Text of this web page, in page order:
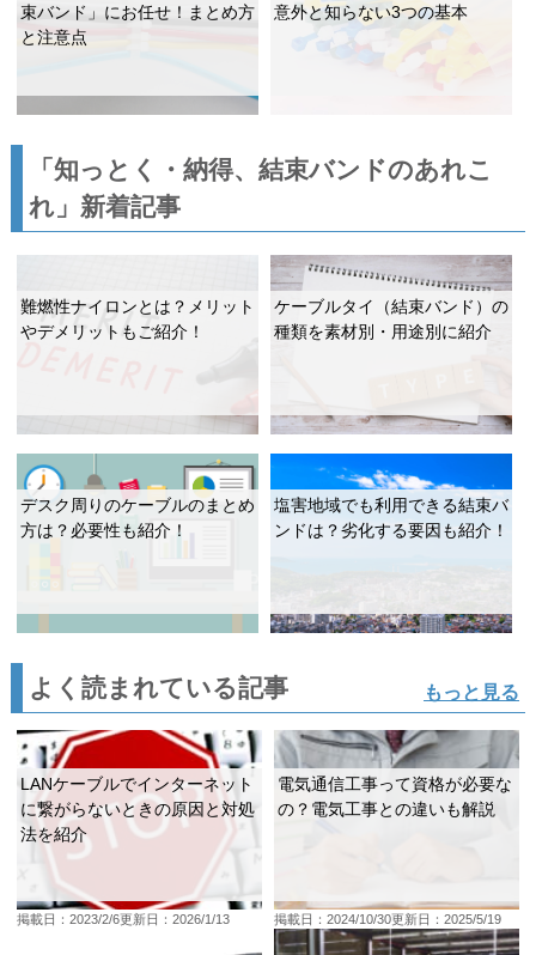
束バンド」にお任せ！まとめ方
と注意点
意外と知らない3つの基本
「知っとく・納得、結束バンドのあれこ
れ」新着記事
難燃性ナイロンとは？メリット
やデメリットもご紹介！
ケーブルタイ（結束バンド）の
種類を素材別・用途別に紹介
デスク周りのケーブルのまとめ
方は？必要性も紹介！
塩害地域でも利用できる結束バ
ンドは？劣化する要因も紹介！
よく読まれている記事 もっと見る
LANケーブルでインターネット
に繋がらないときの原因と対処
法を紹介
掲載日：2023/2/6更新日：2026/1/13
電気通信工事って資格が必要な
の？電気工事との違いも解説
掲載日：2024/10/30更新日：2025/5/19